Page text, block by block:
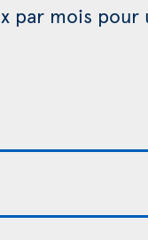
par mois pour